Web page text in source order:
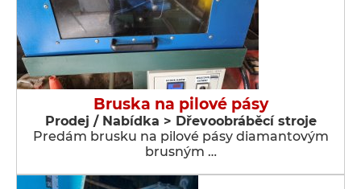
Bruska na pilové pásy
Prodej / Nabídka > Dřevoobráběcí stroje
Predám brusku na pilové pásy diamantovým
brusným …